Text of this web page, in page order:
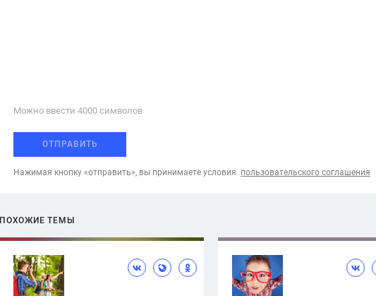
Можно ввести 4000 cимволов
ОТПРАВИТЬ
Нажимая кнопку «отправить», вы принимаете условия пользовательского соглашения
ПОХОЖИЕ ТЕМЫ